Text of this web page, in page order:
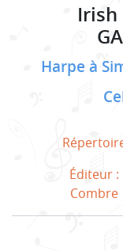
Irish
Harpe à
Éditeur :
Combre